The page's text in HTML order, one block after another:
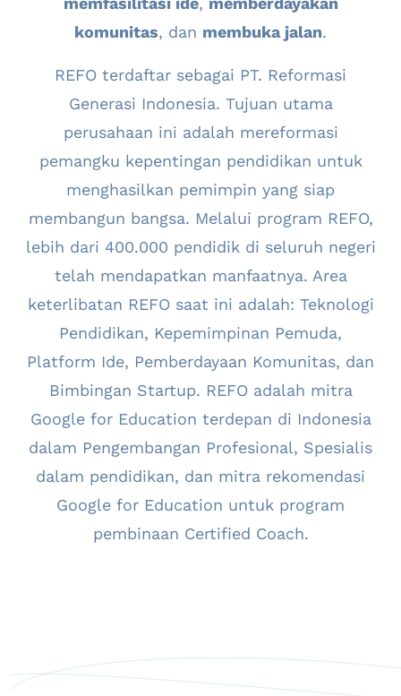
komunitas, dan membuka jalan.
REFO terdaftar sebagai PT. Reformasi
Generasi Indonesia. Tujuan utama
perusahaan ini adalah mereformasi
pemangku kepentingan pendidikan untuk
menghasilkan pemimpin yang siap
membangun bangsa. Melalui program REFO,
lebih dari 400.000 pendidik di seluruh negeri
telah mendapatkan manfaatnya. Area
keterlibatan REFO saat ini adalah: Teknologi
Pendidikan, Kepemimpinan Pemuda,
Platform Ide, Pemberdayaan Komunitas, dan
Bimbingan Startup. REFO adalah mitra
Google for Education terdepan di Indonesia
dalam Pengembangan Profesional, Spesialis
dalam pendidikan, dan mitra rekomendasi
Google for Education untuk program
pembinaan Certified Coach.